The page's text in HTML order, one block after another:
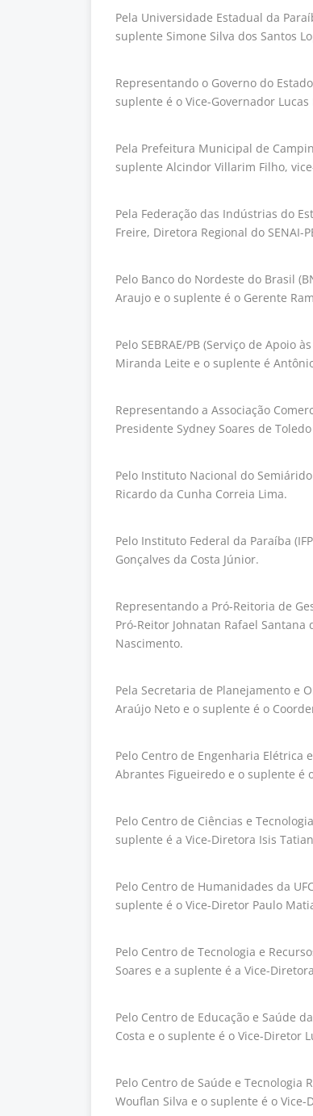
Pela Universidade Estadual da
suplente Simone Silva dos Santos
Representando o Governo do
suplente é o Vice-Governador
Pela Prefeitura Municipal de
suplente Alcindor Villarim Filho,
Pela Federação das Indústrias do
Freire, Diretora Regional do SENAI-
Pelo Banco do Nordeste do Brasil
Araujo e o suplente é o Gerente
Pelo SEBRAE/PB (Serviço de Apoio
Miranda Leite e o suplente é
Representando a Associação
Presidente Sydney Soares de
Pelo Instituto Nacional do
Ricardo da Cunha Correia Lima.
Pelo Instituto Federal da Paraíba
Gonçalves da Costa Júnior.
Representando a Pró-Reitoria de
Pró-Reitor Johnatan Rafael
Nascimento.
Pela Secretaria de Planejamento e
Araújo Neto e o suplente é o
Pelo Centro de Engenharia Elétrica
Abrantes Figueiredo e o suplente é
Pelo Centro de Ciências e
suplente é a Vice-Diretora Isis
Pelo Centro de Humanidades da
suplente é o Vice-Diretor Paulo
Pelo Centro de Tecnologia e
Soares e a suplente é a Vice-
Pelo Centro de Educação e Saúde
Costa e o suplente é o Vice-Diretor
Pelo Centro de Saúde e Tecnologia
Wouflan Silva e o suplente é o